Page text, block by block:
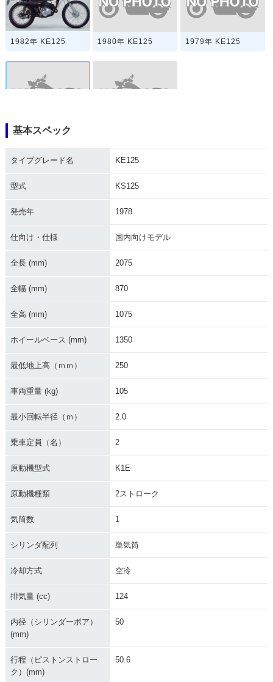
1982年 KE125 1980年 KE125 1979年 KE125
1978年 KE125
基本スペック
タイプグレード名 KE125
型式 KS125
発売年 1978
仕向け・仕様 国内向けモデル
全長 (mm) 2075
全幅 (mm) 870
全高 (mm) 1075
ホイールベース (mm) 1350
最低地上高（ｍｍ） 250
車両重量 (kg) 105
最小回転半径（ｍ） 2.0
乗車定員（名） 2
原動機型式 K1E
原動機種類 2ストローク
気筒数 1
シリンダ配列 単気筒
冷却方式 空冷
排気量 (cc) 124
内径（シリンダーボア）
(mm)
50
行程（ピストンストロー
ク）(mm)
50.6